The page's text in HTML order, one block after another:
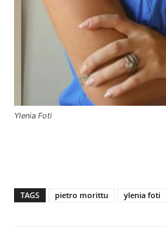
Ylenia Foti
TAGS pietro morittu ylenia foti